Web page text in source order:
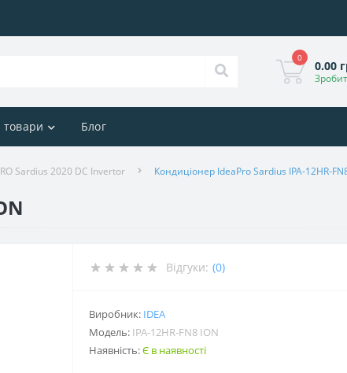
0
0.00
товари Блог
Sardius 2020 DC Invertor Кондиціонер IdeaPro Sardius IPA-12HR-
Відгуки: (0)
Виробник: IDEA
Модель: IPA-12HR-FN8 ION
Наявність:Є в наявності